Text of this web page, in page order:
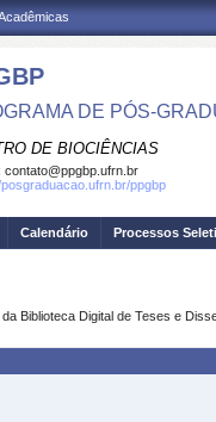
DE PÓS-
DE BIOCIÊNCIAS
contato@ppgbp.ufrn.br
ppgbp
Calendário Processos
Biblioteca Digital de Teses e